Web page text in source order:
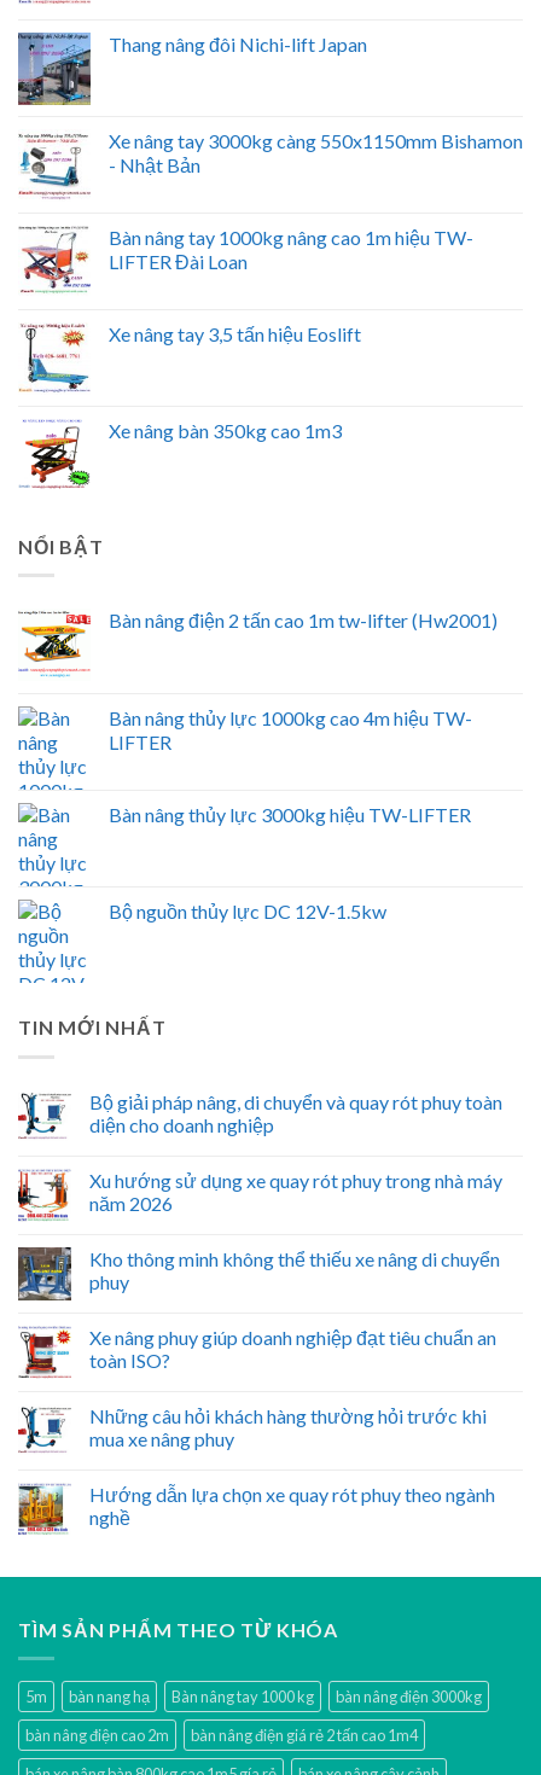
Thang nâng đôi Nichi-lift Japan
Xe nâng tay 3000kg càng 550x1150mm Bishamon
- Nhật Bản
Bàn nâng tay 1000kg nâng cao 1m hiệu TW-
LIFTER Đài Loan
Xe nâng tay 3,5 tấn hiệu Eoslift
Xe nâng bàn 350kg cao 1m3
NỔI BẬT
Bàn nâng điện 2 tấn cao 1m tw-lifter (Hw2001)
Bàn nâng thủy lực 1000kg cao 4m hiệu TW-
LIFTER
Bàn nâng thủy lực 3000kg hiệu TW-LIFTER
Bộ nguồn thủy lực DC 12V-1.5kw
TIN MỚI NHẤT
Bộ giải pháp nâng, di chuyển và quay rót phuy toàn
diện cho doanh nghiệp
Xu hướng sử dụng xe quay rót phuy trong nhà máy
năm 2026
Kho thông minh không thể thiếu xe nâng di chuyển
phuy
Xe nâng phuy giúp doanh nghiệp đạt tiêu chuẩn an
toàn ISO?
Những câu hỏi khách hàng thường hỏi trước khi
mua xe nâng phuy
Hướng dẫn lựa chọn xe quay rót phuy theo ngành
nghề
TÌM SẢN PHẨM THEO TỪ KHÓA
5m bàn nang hạ Bàn nâng tay 1000 kg
bàn nâng điện 3000kg
bàn nâng điện cao 2m
bàn nâng điện giá rẻ 2 tấn cao 1m4